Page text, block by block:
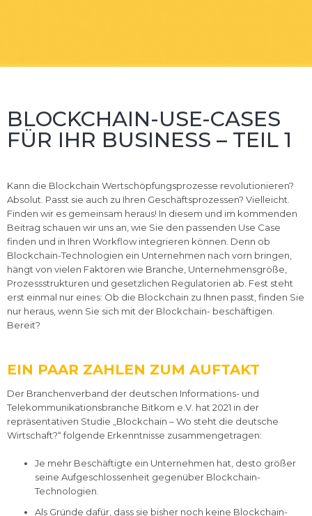
BLOCKCHAIN-USE-CASES
FÜR IHR BUSINESS – TEIL 1
Kann die Blockchain Wertschöpfungsprozesse revolutionieren?
Absolut. Passt sie auch zu Ihren Geschäftsprozessen? Vielleicht.
Finden wir es gemeinsam heraus! In diesem und im kommenden
Beitrag schauen wir uns an, wie Sie den passenden Use Case
finden und in Ihren Workflow integrieren können. Denn ob
Blockchain-Technologien ein Unternehmen nach vorn bringen,
hängt von vielen Faktoren wie Branche, Unternehmensgröße,
Prozessstrukturen und gesetzlichen Regulatorien ab. Fest steht
erst einmal nur eines: Ob die Blockchain zu Ihnen passt, finden Sie
nur heraus, wenn Sie sich mit der Blockchain- beschäftigen.
Bereit?
EIN PAAR ZAHLEN ZUM AUFTAKT
Der Branchenverband der deutschen Informations- und
Telekommunikationsbranche Bitkom e.V. hat 2021 in der
repräsentativen Studie „Blockchain – Wo steht die deutsche
Wirtschaft?“ folgende Erkenntnisse zusammengetragen:
Je mehr Beschäftigte ein Unternehmen hat, desto größer
seine Aufgeschlossenheit gegenüber Blockchain-
Technologien.
Als Gründe dafür, dass sie bisher noch keine Blockchain-